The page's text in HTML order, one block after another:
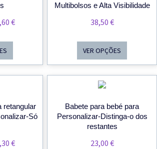
€Price
54,60 €
Multibolsos e Alta Visibilidade
38,50 €
VER OPÇÕES
retangular
Só
€Price
Babete para bebé para
Personalizar-Distinga-o dos
restantes
23,00 €